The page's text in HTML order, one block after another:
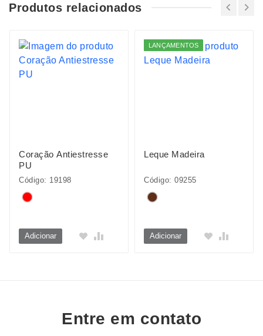
Produtos relacionados
Coração Antiestresse
PU
Código: 19198
Adicionar
LANÇAMENTOS
Leque Madeira
Código: 09255
Adicionar
Entre em contato